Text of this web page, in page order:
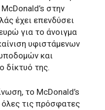
στην
έχει επενδύσει
για το άνοιγμα
υφιστάμενων
και
δίκτυό της.
το McDonald’s
τις πρόσφατες